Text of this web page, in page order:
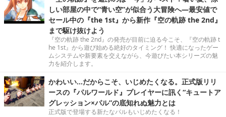
しい部屋の中で“青い空”が似合う大冒険へ―最安値で
セール中の『the 1st』から新作『空の軌跡 the 2nd』
まで駆け抜けよう
『空の軌跡 the 2nd』の発売が目前に迫る今こそ、『空の軌跡 t
he 1st』から遊び始める絶好のタイミング！ 快適になったゲー
ムシステムや新要素を交えながら、今遊びたい本シリーズの魅
力を紹介します。
かわいい…だからこそ、いじめたくなる。正式版リリ
ースの『パルワールド』プレイヤーに訊く“キュートア
グレッション×パル”の底知れぬ魅力とは
正式版で登場する新たなパルもいじめたくなる！